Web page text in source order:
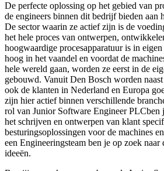
De perfecte oplossing op het gebied van
de engineers binnen dit bedrijf bieden aan
De sector waarin ze actief zijn is de
het hele proces van ontwerpen,
hoogwaardige procesapparatuur is in eigen
hoog in het vaandel en voordat de
hele wereld gaan, worden ze eerst in de
gebouwd. Vanuit Den Bosch worden
ook de klanten in Nederland en Europa
zijn hier actief binnen verschillende
rol van Junior Software Engineer
het schrijven en ontwerpen van klant
besturingsoplossingen voor de machines
een Engineeringsteam ben je op zoek naar
ideeën.